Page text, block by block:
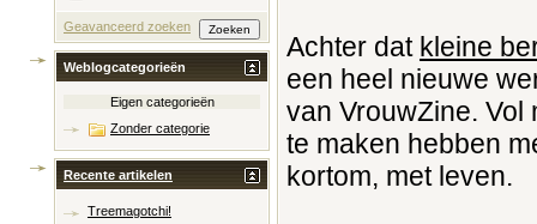
Achter dat kleine
een heel nieuwe
van VrouwZine. Vol
te maken hebben
kortom, met leven.
Geavanceerd zoeken
Weblogcategorieën
Eigen categorieën
Zonder categorie
Recente artikelen
Treemagotchi!